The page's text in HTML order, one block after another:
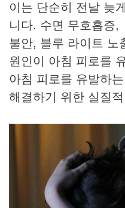
이는 단순히 전날 늦
니다. 수면 무호흡증,
불안, 블루 라이트 노
원인이 아침 피로를
아침 피로를 유발하
해결하기 위한 실질